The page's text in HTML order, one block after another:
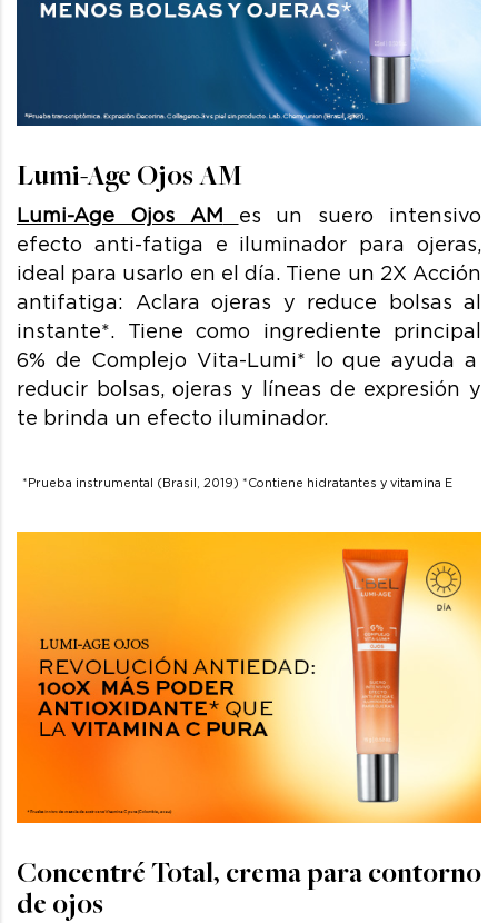
Lumi-Age Ojos AM
Lumi-Age Ojos AM es un suero intensivo
efecto anti-fatiga e iluminador para ojeras,
ideal para usarlo en el día. Tiene un 2X Acción
antifatiga: Aclara ojeras y reduce bolsas al
instante*. Tiene como ingrediente principal
6% de Complejo Vita-Lumi* lo que ayuda a
reducir bolsas, ojeras y líneas de expresión y
te brinda un efecto iluminador.
*Prueba instrumental (Brasil, 2019) *Contiene hidratantes y vitamina E
Concentré Total, crema para contorno
de ojos